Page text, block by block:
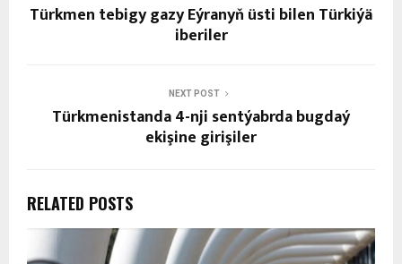
Türkmen tebigy gazy Eýranyň üsti bilen Türkiýä
iberiler
NEXT POST
Türkmenistanda 4-nji sentýabrda bugdaý
ekişine girişiler
RELATED POSTS